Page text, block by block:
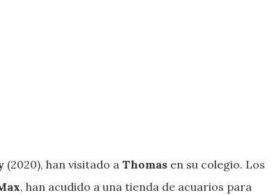
(2020), han visitado a Thomas en su colegio. Los
, han acudido a una tienda de acuarios para